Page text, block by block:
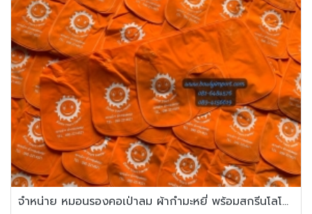
จำหน่าย หมอนรองคอเป่าลม ผ้ากำมะหยี่ พร้อมสกรีนโลโก้ 0894156619